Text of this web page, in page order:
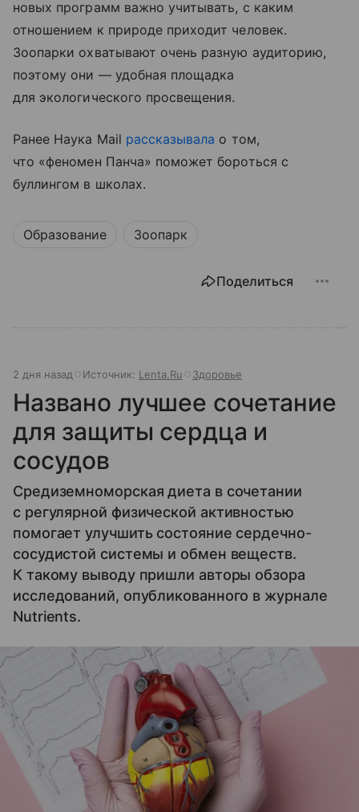
новых программ важно учитывать, с каким
отношением к природе приходит человек.
Зоопарки охватывают очень разную аудиторию,
поэтому они — удобная площадка
для экологического просвещения.
Ранее Наука Mail рассказывала о том,
что «феномен Панча» поможет бороться с
буллингом в школах.
Образование Зоопарк
Поделиться
2 дня назад Источник: Lenta.Ru Здоровье
Названо лучшее сочетание
для защиты сердца и
сосудов
Средиземноморская диета в сочетании
с регулярной физической активностью
помогает улучшить состояние сердечно-
сосудистой системы и обмен веществ.
К такому выводу пришли авторы обзора
исследований, опубликованного в журнале
Nutrients.